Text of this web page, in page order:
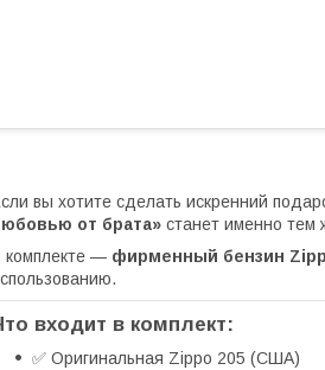
вы хотите сделать искренний
от брата» станет именно тем
комплекте — фирменный бензин
входит в комплект:
✅ Оригинальная Zippo 205 (США)